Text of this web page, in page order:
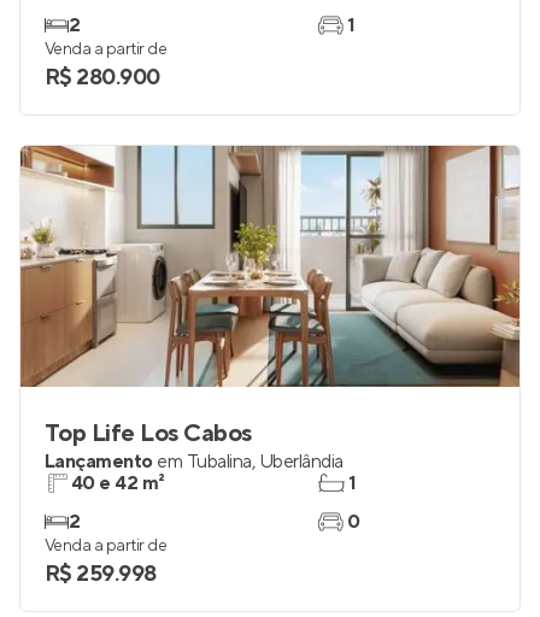
2
1
Venda a partir de
R$ 280.900
Top Life Los Cabos
Lançamento em Tubalina, Uberlândia
40 e 42 m²
2
1
0
Venda a partir de
R$ 259.998